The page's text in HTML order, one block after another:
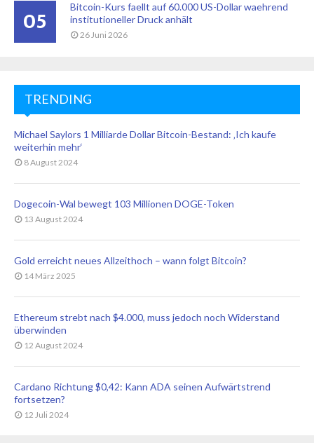
05
Bitcoin-Kurs faellt auf 60.000 US-Dollar waehrend
institutioneller Druck anhält
26 Juni 2026
TRENDING
Michael Saylors 1 Milliarde Dollar Bitcoin-Bestand: ‚Ich kaufe
weiterhin mehr‘
8 August 2024
Dogecoin-Wal bewegt 103 Millionen DOGE-Token
13 August 2024
Gold erreicht neues Allzeithoch – wann folgt Bitcoin?
14 März 2025
Ethereum strebt nach $4.000, muss jedoch noch Widerstand
überwinden
12 August 2024
Cardano Richtung $0,42: Kann ADA seinen Aufwärtstrend
fortsetzen?
12 Juli 2024